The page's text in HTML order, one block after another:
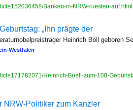
Banken-in-NRW-ruesten-
„Ihn prägte der
Heinrich Böll geboren
Westfalen
Heinrich-Boell-zum-100-
NRW-Politiker zum Kanzler